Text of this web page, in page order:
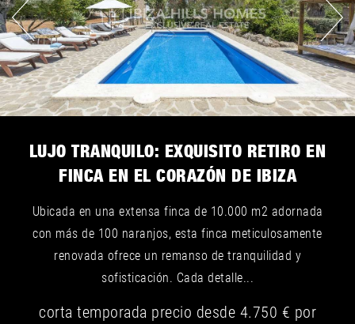
LUJO TRANQUILO: EXQUISITO RETIRO EN
FINCA EN EL CORAZÓN DE IBIZA
Ubicada en una extensa finca de 10.000 m2 adornada
con más de 100 naranjos, esta finca meticulosamente
renovada ofrece un remanso de tranquilidad y
sofisticación. Cada detalle...
corta temporada precio desde 4.750 € por